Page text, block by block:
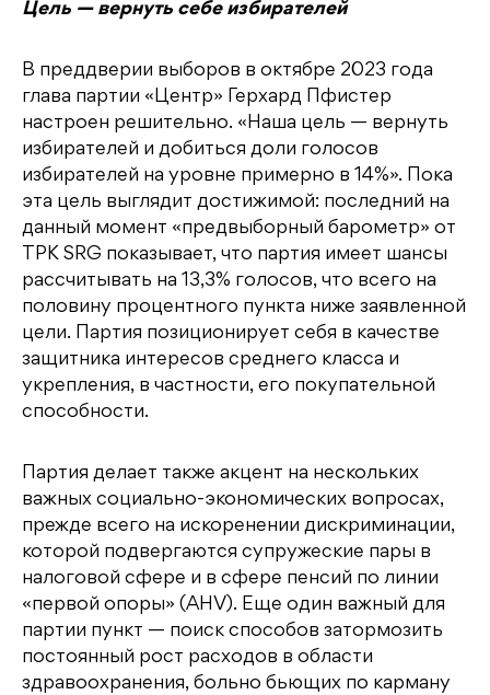
Цель — вернуть себе избирателей
В преддверии выборов в октябре 2023 года
глава партии «Центр» Герхард Пфистер
настроен решительно. «Наша цель — вернуть
избирателей и добиться доли голосов
избирателей на уровне примерно в 14%». Пока
эта цель выглядит достижимой: последний на
данный момент «предвыборный барометр» от
ТРК SRG показывает, что партия имеет шансы
рассчитывать на 13,3% голосов, что всего на
половину процентного пункта ниже заявленной
цели. Партия позиционирует себя в качестве
защитника интересов среднего класса и
укрепления, в частности, его покупательной
способности.
Партия делает также акцент на нескольких
важных социально-экономических вопросах,
прежде всего на искоренении дискриминации,
которой подвергаются супружеские пары в
налоговой сфере и в сфере пенсий по линии
«первой опоры» (AHV). Еще один важный для
партии пункт — поиск способов затормозить
постоянный рост расходов в области
здравоохранения, больно бьющих по карману